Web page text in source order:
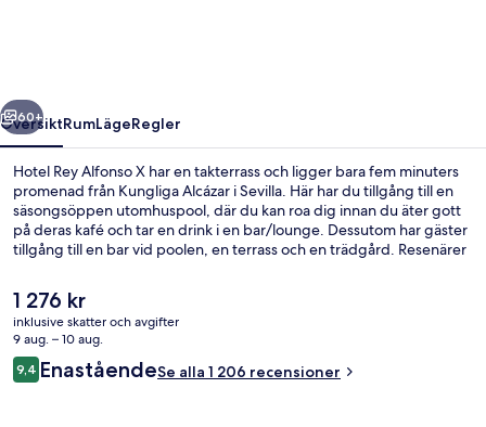
Nästa
60+
ÖversiktRumLägeRegler
Hotel Rey Alfonso X har en takterrass och ligger bara fem minuters
promenad från Kungliga Alcázar i Sevilla. Här har du tillgång till en
säsongsöppen utomhuspool, där du kan roa dig innan du äter gott
på deras kafé och tar en drink i en bar/lounge. Dessutom har gäster
tillgång till en bar vid poolen, en terrass och en trädgård. Resenärer
Boendet ligger bara en kort promenad från kollektivtrafik. Till
Archivo de Indias spårvagnshållplats tar det 10 minuter att gå och till
Plaza Nueva spårvagnshållplats är det 10 minuter.
Det
nuvarande
priset
är
1 276 kr
1 276 kr
inklusive skatter och avgifter
9 aug. – 10 aug.
Recensioner
9,49,4 av 10,
EnaståendeSe alla 1 206 recensioner